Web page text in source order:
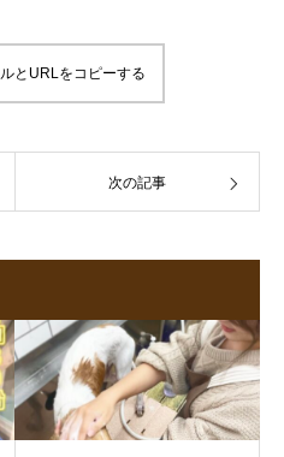
とURLをコピーする
次の記事